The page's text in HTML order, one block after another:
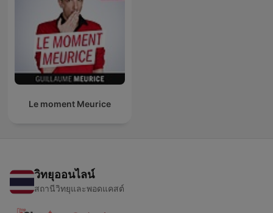
Le moment Meurice
วิทยุออนไลน์
สถานีวิทยุและพอดแคสต์